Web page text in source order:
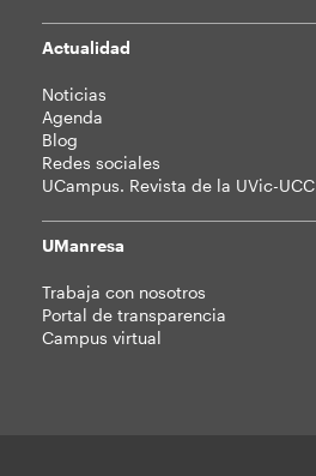
Actualidad
Noticias
Agenda
Blog
Redes sociales
UCampus. Revista de la UVic-UCC
UManresa
Trabaja con nosotros
Portal de transparencia
Campus virtual